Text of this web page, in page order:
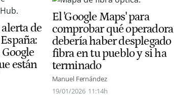
de
están
El 'Google Maps' para
comprobar qué operadora
debería haber desplegado
fibra en tu pueblo y si ha
terminado
Manuel Fernández
19/01/2026 11:14h